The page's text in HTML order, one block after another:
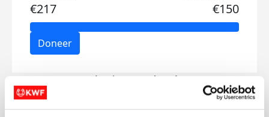
€217 €150
Doneer
Frederique's badges